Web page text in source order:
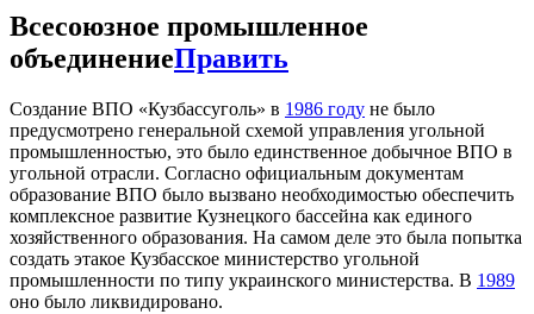
Всесоюзное промышленное
объединениеПравить
Создание ВПО «Кузбассуголь» в 1986 году не было
предусмотрено генеральной схемой управления угольной
промышленностью, это было единственное добычное ВПО в
угольной отрасли. Согласно официальным документам
образование ВПО было вызвано необходимостью обеспечить
комплексное развитие Кузнецкого бассейна как единого
хозяйственного образования. На самом деле это была попытка
создать этакое Кузбасское министерство угольной
промышленности по типу украинского министерства. В 1989
оно было ликвидировано.